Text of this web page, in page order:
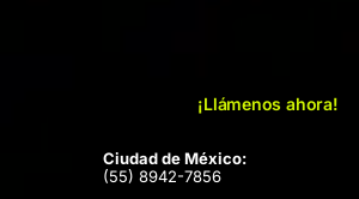
¡Llámenos ahora!
Ciudad de México:
(55) 8942-7856